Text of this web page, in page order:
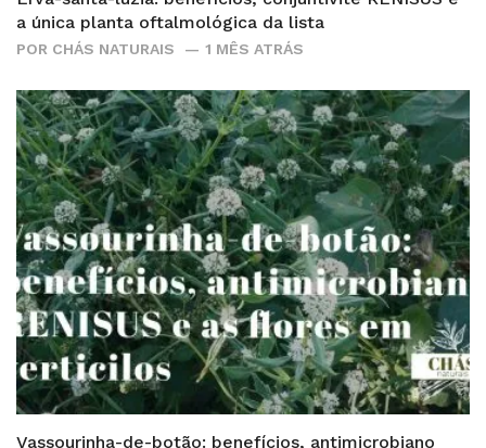
a única planta oftalmológica da lista
POR CHÁS NATURAIS 1 MÊS ATRÁS
Vassourinha-de-botão: benefícios, antimicrobiano